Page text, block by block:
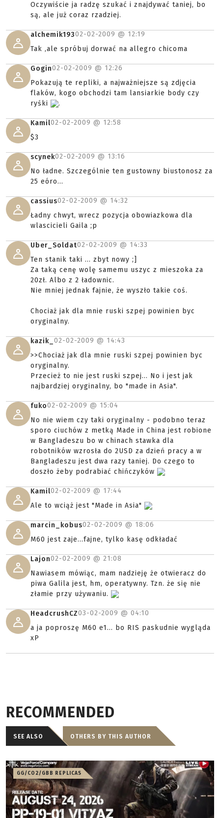
Oczywiście ja radzę szukać i znajdywać taniej, bo
są, ale już coraz rzadziej.
alchemik19302-02-2009 @ 12:19
Tak ,ale spróbuj dorwać na allegro chicoma
Gogin02-02-2009 @ 12:26
Pokazują te repliki, a najważniejsze są zdjęcia
flaków, kogo obchodzi tam lansiarkie body czy
ryśki
.
Kamil02-02-2009 @ 12:58
$3
scynek02-02-2009 @ 13:16
No ładne. Szczególnie ten gustowny biustonosz za
25 eóro...
cassius02-02-2009 @ 14:32
Ładny chwyt, wrecz pozycja obowiazkowa dla
wlascicieli Gaila ;p
Uber_Soldat02-02-2009 @ 14:33
Ten stanik taki ... zbyt nowy ;]
Za taką cenę wolę samemu uszyc z mieszoka za
20zł. Albo z 2 ładownic.
Nie mniej jednak fajnie, że wyszło takie coś.
Chociaż jak dla mnie ruski szpej powinien byc
oryginalny.
kazik_ 02-02-2009 @ 14:43
>>Chociaż jak dla mnie ruski szpej powinien byc
oryginalny.
Przecież to nie jest ruski szpej... No i jest jak
najbardziej oryginalny, bo "made in Asia".
fuko02-02-2009 @ 15:04
No nie wiem czy taki oryginalny - podobno teraz
sporo ciuchów z metką Made in China jest robione
w Bangladeszu bo w chinach stawka dla
robotników wzrosła do 2USD za dzień pracy a w
Bangladeszu jest dwa razy taniej. Do czego to
doszło żeby podrabiać chińczyków
Kamil02-02-2009 @ 17:44
Ale to wciąż jest "Made in Asia"
marcin_kobus02-02-2009 @ 18:06
M60 jest zaje...fajne, tylko kasę odkładać
Lajon02-02-2009 @ 21:08
Nawiasem mówiąc, mam nadzieję że otwieracz do
piwa Galila jest, hm, operatywny. Tzn. że się nie
złamie przy używaniu.
HeadcrushCZ03-02-2009 @ 04:10
a ja poproszę M60 e1... bo RIS paskudnie wygląda
xP
RECOMMENDED
SEE ALSO OTHERS BY THIS AUTHOR
GG/CO2/GBB REPLICAS